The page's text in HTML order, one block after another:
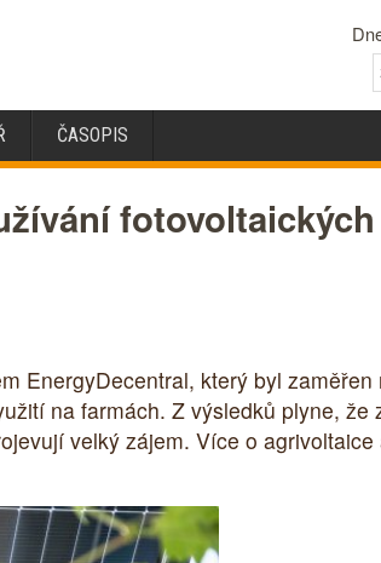
ČASOPIS
EnergyDecentral, který byl
na farmách. Z výsledků plyne, že
velký zájem. Více o